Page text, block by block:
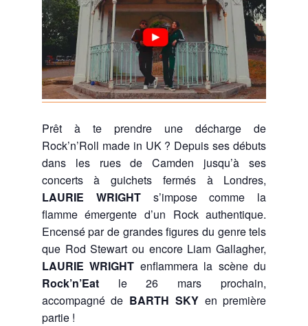
Prêt à te prendre une décharge de
Rock’n’Roll made in UK ? Depuis ses débuts
dans les rues de Camden jusqu’à ses
concerts à guichets fermés à Londres,
LAURIE WRIGHTs’impose comme la
flamme émergente d’un Rock authentique.
Encensé par de grandes figures du genre tels
que Rod Stewart ou encore Liam Gallagher,
LAURIE WRIGHT enflammera la scène du
Rock’n’Eatle 26 mars prochain,
accompagné de BARTH SKYen première
partie !